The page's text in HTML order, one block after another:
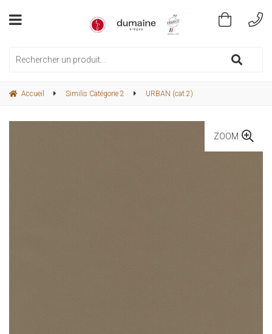
Accueil Similis Catégorie 2 URBAN (cat.2)
ZOOM